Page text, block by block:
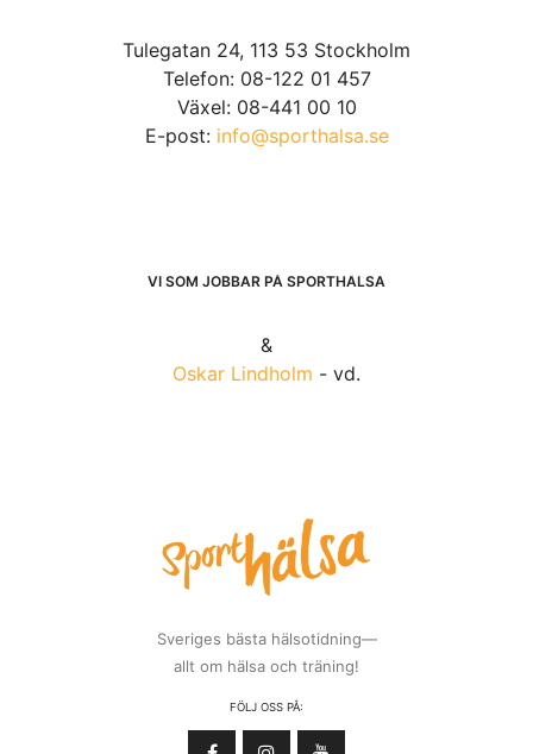
Tulegatan 24, 113 53 Stockholm
Telefon: 08-122 01 457
Växel: 08-441 00 10
E-post: info@sporthalsa.se
VI SOM JOBBAR PÅ SPORTHÄLSA
&
Oskar Lindholm - vd.
Sveriges bästa hälsotidning—
allt om hälsa och träning!
FÖLJ OSS PÅ: